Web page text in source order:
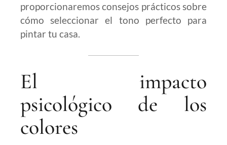
proporcionaremos consejos prácticos sobre
cómo seleccionar el tono perfecto para
pintar tu casa.
El impacto
psicológico de los
colores